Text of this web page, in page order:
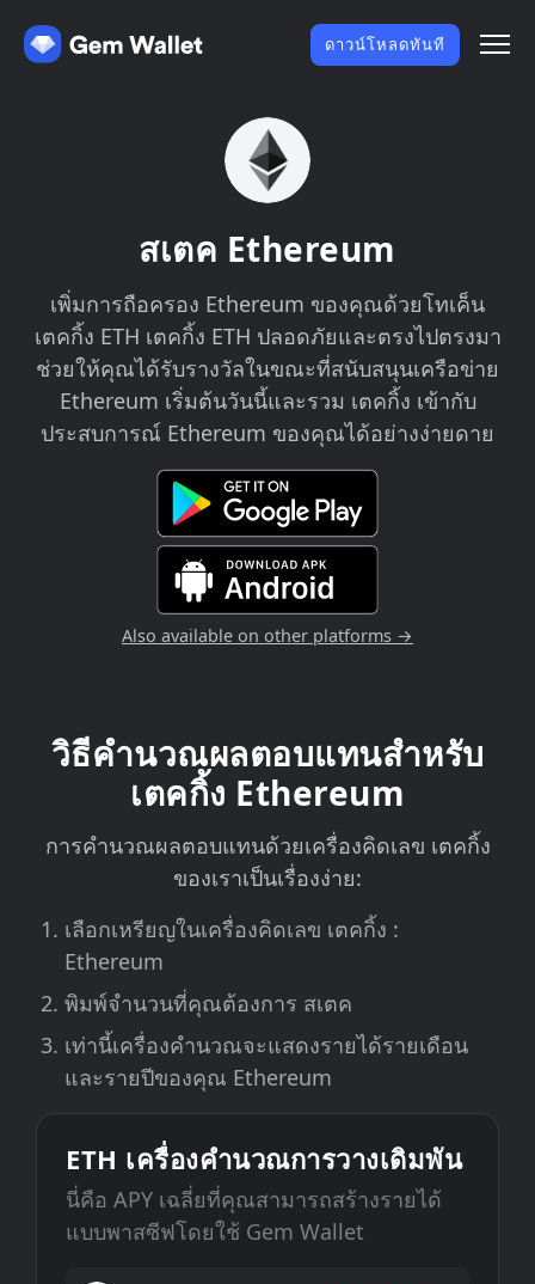
ดาวน์โหลดทันที
สเตค Ethereum
เพิ่มการถือครอง Ethereum ของคุณด้วยโทเค็น
เตคกิ้ง ETH เตคกิ้ง ETH ปลอดภัยและตรงไปตรงมา
ช่วยให้คุณได้รับรางวัลในขณะที่สนับสนุนเครือข่าย
Ethereum เริ่มต้นวันนี้และรวม เตคกิ้ง เข้ากับ
ประสบการณ์ Ethereum ของคุณได้อย่างง่ายดาย
Also available on other platforms →
วิธีคำนวณผลตอบแทนสำหรับ
เตคกิ้ง Ethereum
การคำนวณผลตอบแทนด้วยเครื่องคิดเลข เตคกิ้ง
ของเราเป็นเรื่องง่าย:
เลือกเหรียญในเครื่องคิดเลข เตคกิ้ง :
Ethereum
พิมพ์จำนวนที่คุณต้องการ สเตค
เท่านี้เครื่องคำนวณจะแสดงรายได้รายเดือน
และรายปีของคุณ Ethereum
ETH เครื่องคำนวณการวางเดิมพัน
นี่คือ APY เฉลี่ยที่คุณสามารถสร้างรายได้
แบบพาสซีฟโดยใช้ Gem Wallet